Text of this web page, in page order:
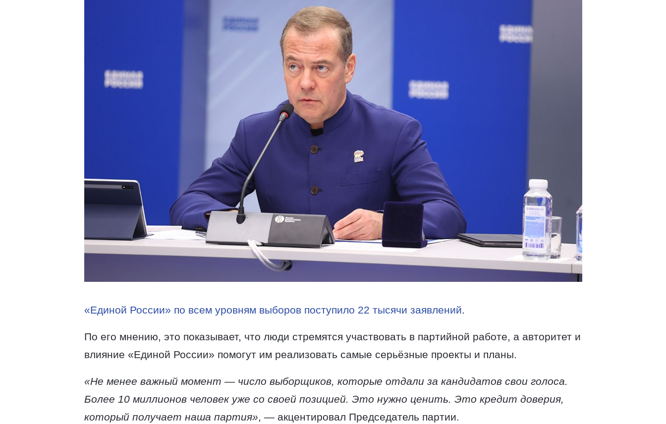
«Единой России» по всем уровням выборов поступило 22 тысячи заявлений.
По его мнению, это показывает, что люди стремятся участвовать в партийной работе, а авторитет и
влияние «Единой России» помогут им реализовать самые серьёзные проекты и планы.
«Не менее важный момент — число выборщиков, которые отдали за кандидатов свои голоса.
Более 10 миллионов человек уже со своей позицией. Это нужно ценить. Это кредит доверия,
который получает наша партия», — акцентировал Председатель партии.